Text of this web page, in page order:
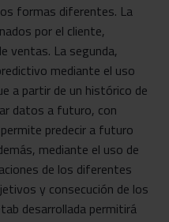
formas diferentes. La
por el cliente,
ventas. La segunda,
mediante el uso
a partir de un histórico de
datos a futuro, con
predecir a futuro
mediante el uso de
de los diferentes
y consecución de los
desarrollada permitirá